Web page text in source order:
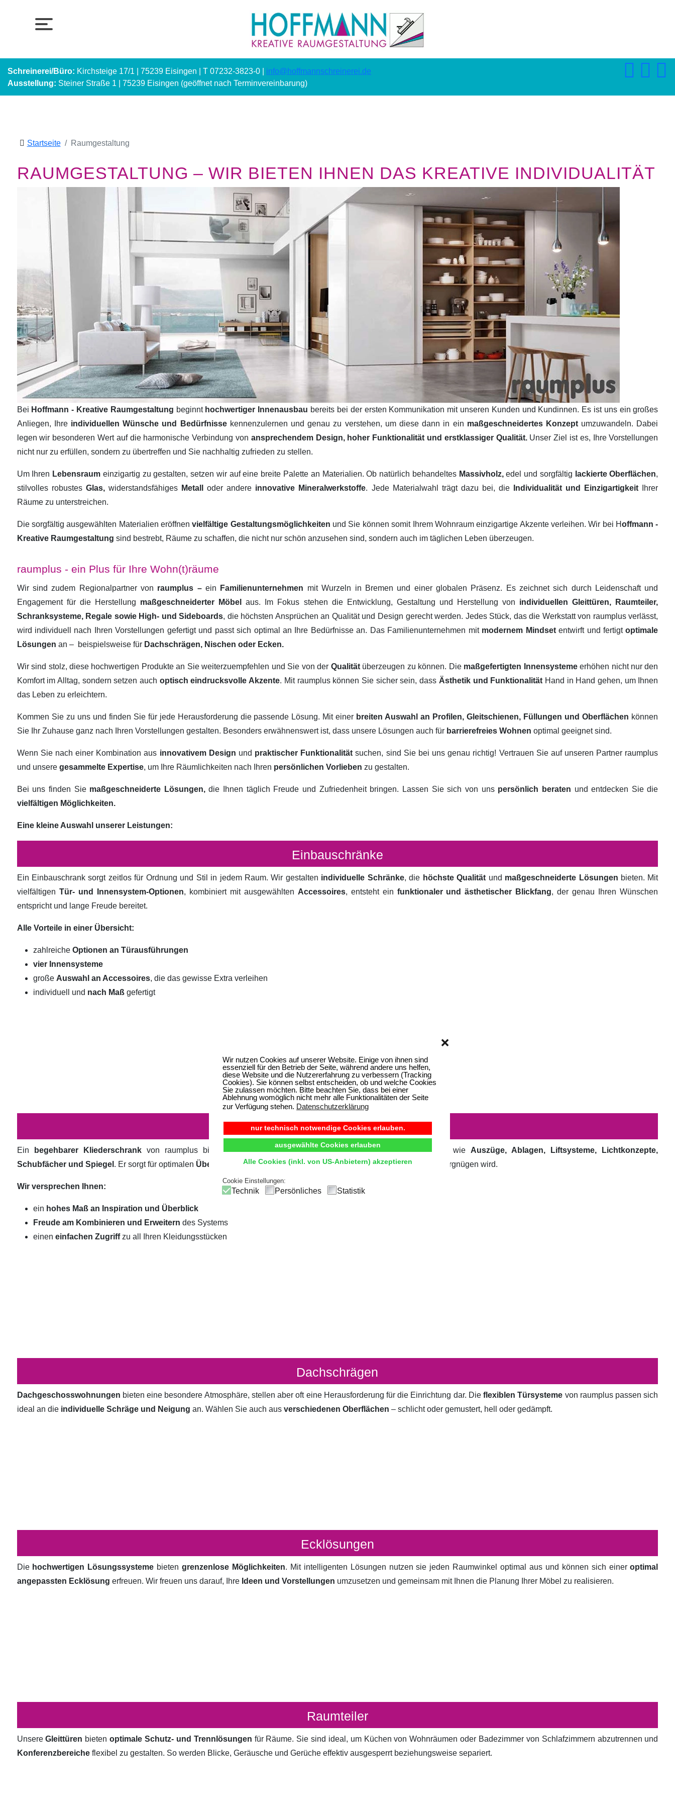
Wir nutzen Cookies auf unserer Website. Einige von ihnen sind
essenziell für den Betrieb der Seite, während andere uns helfen,
diese Website und die Nutzererfahrung zu verbessern (Tracking
Cookies). Sie können selbst entscheiden, ob und welche Cookies
Sie zulassen möchten. Bitte beachten Sie, dass bei einer
Ablehnung womöglich nicht mehr alle Funktionalitäten der Seite
zur Verfügung stehen. Datenschutzerklärung
nur technisch notwendige Cookies erlauben.
ausgewählte Cookies erlauben
Alle Cookies (inkl. von US-Anbietern) akzeptieren
❌
Cookie Einstellungen:
Technik Persönliches Statistik
Schreinerei/Büro: Kirchsteige 17/1 | 75239 Eisingen | T 07232-3823-0 | info@hoffmannschreinerei.de
Ausstellung: Steiner Straße 1 | 75239 Eisingen (geöffnet nach Terminvereinbarung)
Startseite Raumgestaltung
RAUMGESTALTUNG – WIR BIETEN IHNEN DAS KREATIVE INDIVIDUALITÄT
Bei Hoffmann - Kreative Raumgestaltung beginnt hochwertiger Innenausbau bereits bei der ersten Kommunikation mit unseren Kunden und Kundinnen. Es ist uns ein großes
Anliegen, Ihre individuellen Wünsche und Bedürfnisse kennenzulernen und genau zu verstehen, um diese dann in ein maßgeschneidertes Konzept umzuwandeln. Dabei
legen wir besonderen Wert auf die harmonische Verbindung von ansprechendem Design, hoher Funktionalität und erstklassiger Qualität.Unser Ziel ist es, Ihre Vorstellungen
nicht nur zu erfüllen, sondern zu übertreffen und Sie nachhaltig zufrieden zu stellen.
Um Ihren Lebensraum einzigartig zu gestalten, setzen wir auf eine breite Palette an Materialien. Ob natürlich behandeltes Massivholz,edel und sorgfältig lackierte Oberflächen,
stilvolles robustes Glas,widerstandsfähiges Metalloder andere innovative Mineralwerkstoffe. Jede Materialwahl trägt dazu bei, die Individualität und Einzigartigkeit
Ihrer
Räume zu unterstreichen.
Die sorgfältig ausgewählten Materialien eröffnenvielfältige Gestaltungsmöglichkeiten und Sie können somit Ihrem Wohnraum einzigartige Akzente verleihen. Wir bei Hoffmann -
Kreative Raumgestaltung sind bestrebt, Räume zu schaffen, die nicht nur schön anzusehen sind, sondern auch im täglichen Leben überzeugen.
raumplus - ein Plus für Ihre Wohn(t)räume
Wir sind zudem Regionalpartner von raumplus –ein Familienunternehmen mit Wurzeln in Bremen und einer globalen Präsenz. Es zeichnet sich durch Leidenschaft und
Engagement für die Herstellung maßgeschneiderter Möbelaus. Im Fokus stehen die Entwicklung, Gestaltung und Herstellung von individuellen Gleittüren, Raumteiler,
Schranksysteme, Regale sowie High- und Sideboards, die höchsten Ansprüchen an Qualität und Design gerecht werden. Jedes Stück, das die Werkstatt von raumplus verlässt,
wird individuell nach Ihren Vorstellungen gefertigt und passt sich optimal an Ihre Bedürfnisse an. Das Familienunternehmen mit modernem Mindsetentwirft und fertigtoptimale
Lösungen an – beispielsweise für Dachschrägen, Nischen oder Ecken.
Wir sind stolz, diese hochwertigen Produkte an Sie weiterzuempfehlen und Sie von der Qualität überzeugen zu können. Die maßgefertigten Innensystemeerhöhen nicht nur den
Komfort im Alltag, sondern setzen auch optisch eindrucksvolle Akzente. Mit raumplus können Sie sicher sein, dass Ästhetik und Funktionalität Hand in Hand gehen, um Ihnen
das Leben zu erleichtern.
Kommen Sie zu uns und finden Sie für jede Herausforderung die passende Lösung. Mit einer breiten Auswahl an Profilen, Gleitschienen, Füllungen und Oberflächen können
Sie Ihr Zuhause ganz nach Ihren Vorstellungen gestalten. Besonders erwähnenswert ist, dass unsere Lösungen auch für barrierefreies Wohnen optimal geeignet sind.
Wenn Sie nach einer Kombination aus innovativem Design und praktischer Funktionalitätsuchen, sind Sie bei uns genau richtig! Vertrauen Sie auf unseren Partner raumplus
und unsere gesammelte Expertise, um Ihre Räumlichkeiten nach Ihren persönlichen Vorlieben zu gestalten.
Bei uns finden Sie maßgeschneiderte Lösungen,die Ihnen täglich Freude und Zufriedenheit bringen. Lassen Sie sich von uns persönlich beraten und entdecken Sie die
vielfältigen Möglichkeiten.
Eine kleine Auswahl unserer Leistungen:
Einbauschränke
Ein Einbauschrank sorgt zeitlos für Ordnung und Stil in jedem Raum. Wir gestalten individuelle Schränke, die höchste Qualität und maßgeschneiderte Lösungen bieten. Mit
vielfältigen Tür- und Innensystem-Optionen, kombiniert mit ausgewählten Accessoires, entsteht ein funktionaler und ästhetischer Blickfang, der genau Ihren Wünschen
entspricht und lange Freude bereitet.
Alle Vorteile in einer Übersicht:
zahlreiche Optionen an Türausführungen
vier Innensysteme
große Auswahl an Accessoires, die das gewisse Extra verleihen
individuell und nach Maß gefertigt
Begehbarer Kleiderschrank
Ein begehbarer Kliederschrank von raumplus bietetKomfortundÜbersichtdurch hochwertige Innensysteme wie Auszüge, Ablagen, Liftsysteme, Lichtkonzepte,
Schubfächer und Spiegel . Er sorgt für optimalen Überblick und einfachen Zugriff, sodass die tägliche Outfitwahl zum Vergnügen wird.
Wir versprechen Ihnen:
ein hohes Maß an Inspiration und Überblick
Freude am Kombinieren und Erweitern des Systems
einen einfachen Zugriffzu all Ihren Kleidungsstücken
Dachschrägen
Dachgeschosswohnungen bieten eine besondere Atmosphäre, stellen aber oft eine Herausforderung für die Einrichtung dar. Dieflexiblen Türsysteme von raumplus passen sich
ideal an die individuelle Schräge und Neigung an. Wählen Sie auch aus verschiedenen Oberflächen – schlicht oder gemustert, hell oder gedämpft.
Ecklösungen
Die hochwertigen Lösungssysteme bietengrenzenlose Möglichkeiten. Mit intelligenten Lösungen nutzen sie jeden Raumwinkel optimal aus und können sich eineroptimal
angepassten Ecklösung erfreuen. Wir freuen uns darauf, Ihre Ideen und Vorstellungen umzusetzen und gemeinsam mit Ihnen die Planung Ihrer Möbel zu realisieren.
Raumteiler
UnsereGleittüren bietenoptimale Schutz- und Trennlösungen für Räume. Sie sind ideal, um Küchen von Wohnräumen oder Badezimmer von Schlafzimmern abzutrennen und
Konferenzbereiche flexibel zu gestalten. So werden Blicke, Geräusche und Gerüche effektiv ausgesperrt beziehungsweise separiert.